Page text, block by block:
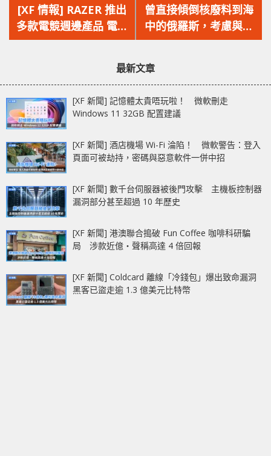
一
篇
文
[XF 情報] RAZER 推出
多款電競週邊產品 電競
耳機‧輕量化滑鼠‧無
一
篇
文
曾直接傾倒核廢料到海
中的俄羅斯，考慮與中
國一同禁止進口日本水
最新文章
[XF 新聞] 記憶體太貴唔玩啦！ 微軟刪走
Windows 11 32GB 配置建議
[XF 新聞] 酒店機場 Wi-Fi 淪陷！ 微軟警告：登入
頁面可被劫持，密碼與惡意軟件一併中招
[XF 新聞] 數千台伺服器被後門攻擊 主機板控制器
漏洞部分甚至超過 10 年歷史
[XF 新聞] 港澳聯合搗破 Fun Coffee 咖啡科研騙
局 涉款近億‧聲稱高達 4 倍回報
[XF 新聞] Coldcard 離線「冷錢包」爆出致命漏洞
黑客已盜走逾 1.3 億美元比特幣